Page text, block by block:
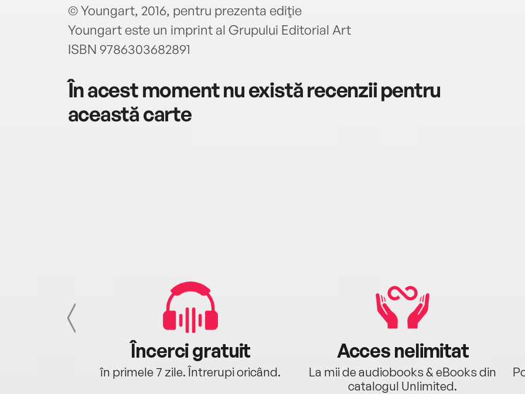
© Youngart, 2016, pentru prezenta ediţie
Youngart este un imprint al Grupului Editorial Art
ISBN 9786303682891
În acest moment nu există recenzii pentru
această carte
Încerci gratuit
în primele 7 zile. Întrerupi oricând.
Acces nelimitat
La mii de audiobooks & eBooks din
catalogul Unlimited.